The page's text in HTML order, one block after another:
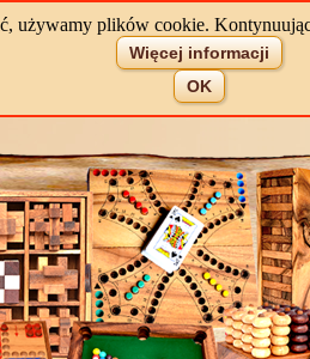
używamy plików cookie.
Więcej informacji
OK